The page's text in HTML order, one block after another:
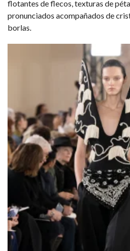
flotantes de flecos, texturas de
pronunciados acompañados de
borlas.